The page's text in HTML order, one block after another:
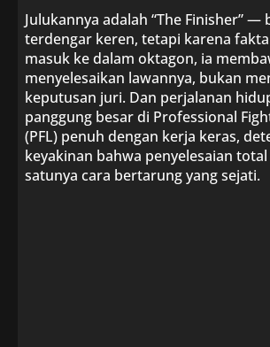
Julukannya adalah “The Finisher” —
terdengar keren, tetapi karena
masuk ke dalam oktagon, ia
menyelesaikan lawannya, bukan
keputusan juri. Dan perjalanan
panggung besar di Professional
(PFL) penuh dengan kerja keras,
keyakinan bahwa penyelesaian
satunya cara bertarung yang sejati.